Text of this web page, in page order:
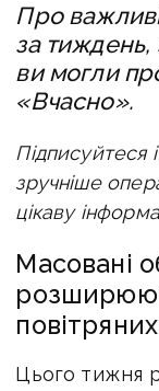
Про важливі
за тиждень,
ви могли
«Вчасно».
Підписуйтеся
зручніше
цікаву
Масовані
Цього тижня